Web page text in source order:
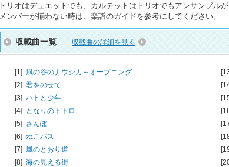
トリオはデュエットでも、カルテットはトリオでもアンサンブルが
メンバーが揃わない時は、楽譜のガイドを参考にしてください。
収載曲一覧 収載曲の詳細を見る
[1] 風の谷のナウシカ～オープニング
[2] 君をのせて
[3] ハトと少年
[4] となりのトトロ
[5] さんぽ
[6] ねこバス
[7] 風のとおり道
[8] 海の見える街